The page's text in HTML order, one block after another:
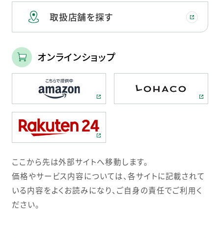
取扱店舗を探す
オンラインショップ
ここから先は外部サイトへ移動します。
価格やサービス内容については、各サイトに記載されて
いる内容をよくお読みになり、ご自身の責任でご利用く
ださい。